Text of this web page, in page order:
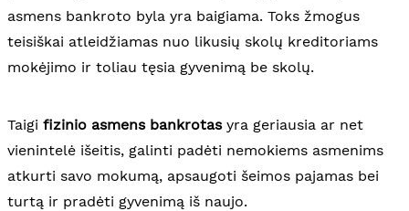
asmens bankroto byla yra baigiama. Toks žmogus
teisiškai atleidžiamas nuo likusių skolų kreditoriams
mokėjimo ir toliau tęsia gyvenimą be skolų.
Taigi fizinio asmens bankrotasyra geriausia ar net
vienintelė išeitis, galinti padėti nemokiems asmenims
atkurti savo mokumą, apsaugoti šeimos pajamas bei
turtą ir pradėti gyvenimą iš naujo.